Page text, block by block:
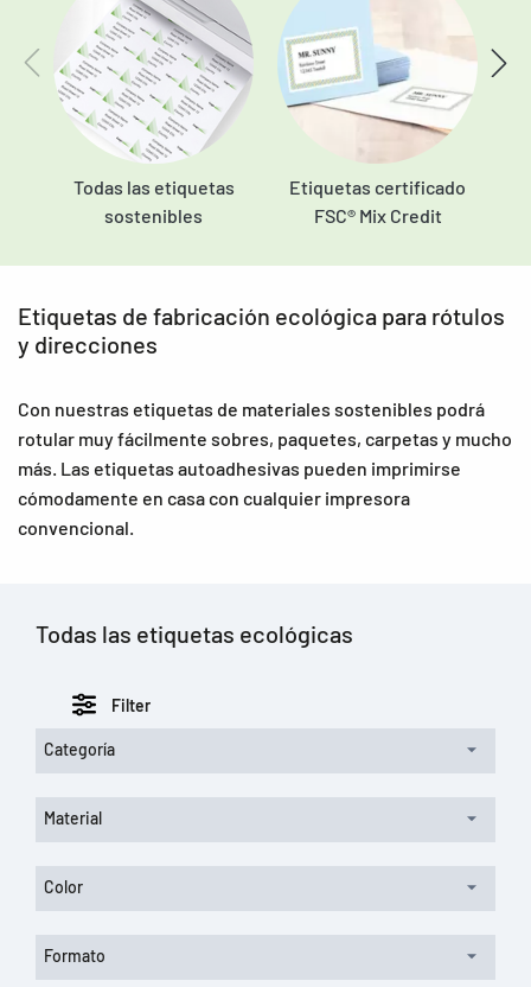
Todas las etiquetas
sostenibles
Etiquetas certificado
FSC® Mix Credit
Etiquetas de fabricación ecológica para rótulos
y direcciones
Con nuestras etiquetas de materiales sostenibles podrá
rotular muy fácilmente sobres, paquetes, carpetas y mucho
más. Las etiquetas autoadhesivas pueden imprimirse
cómodamente en casa con cualquier impresora
convencional.
Todas las etiquetas ecológicas
Filter
Categoría
Material
Color
Formato